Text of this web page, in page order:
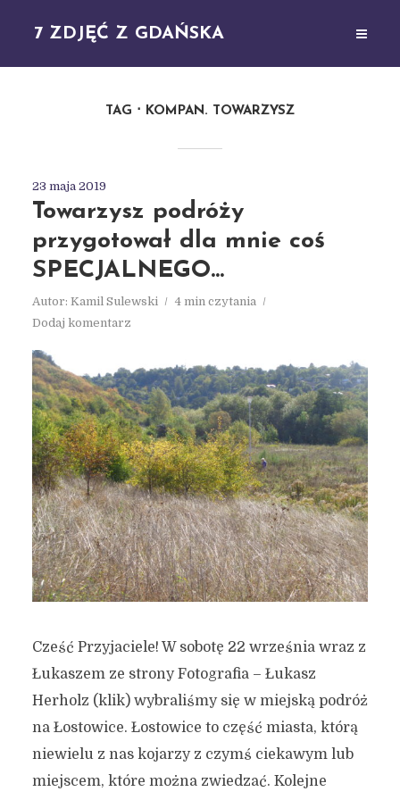
7 ZDJĘĆ Z GDAŃSKA
TAG KOMPAN. TOWARZYSZ
23 maja 2019
Towarzysz podróży
przygotował dla mnie coś
SPECJALNEGO…
Autor: Kamil Sulewski
4 min czytania
Dodaj komentarz
Cześć Przyjaciele! W sobotę 22 września wraz z
Łukaszem ze strony Fotografia – Łukasz
Herholz (klik) wybraliśmy się w miejską podróż
na Łostowice. Łostowice to część miasta, którą
niewielu z nas kojarzy z czymś ciekawym lub
miejscem, które można zwiedzać. Kolejne